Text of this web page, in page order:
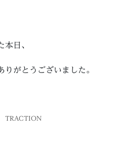
本日、
りがとうございました。
TRACTION